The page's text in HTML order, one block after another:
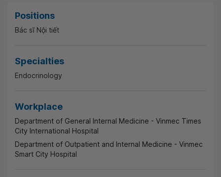
Positions
Bác sĩ Nội tiết
Specialties
Endocrinology
Workplace
Department of General Internal Medicine - Vinmec Times
City International Hospital
Department of Outpatient and Internal Medicine - Vinmec
Smart City Hospital